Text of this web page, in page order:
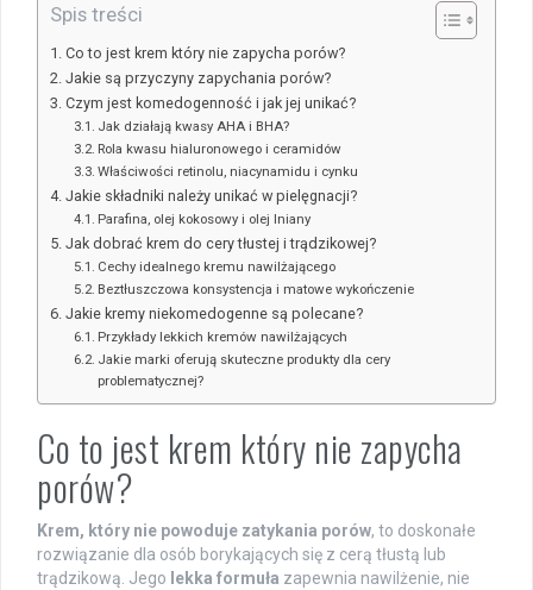
Spis treści
Co to jest krem który nie zapycha porów?
Jakie są przyczyny zapychania porów?
Czym jest komedogenność i jak jej unikać?
Jak działają kwasy AHA i BHA?
Rola kwasu hialuronowego i ceramidów
Właściwości retinolu, niacynamidu i cynku
Jakie składniki należy unikać w pielęgnacji?
Parafina, olej kokosowy i olej lniany
Jak dobrać krem do cery tłustej i trądzikowej?
Cechy idealnego kremu nawilżającego
Beztłuszczowa konsystencja i matowe wykończenie
Jakie kremy niekomedogenne są polecane?
Przykłady lekkich kremów nawilżających
Jakie marki oferują skuteczne produkty dla cery
problematycznej?
Co to jest krem który nie zapycha
porów?
Krem, który nie powoduje zatykania porów, to doskonałe
rozwiązanie dla osób borykających się z cerą tłustą lub
trądzikową. Jego lekka formuła zapewnia nawilżenie, nie